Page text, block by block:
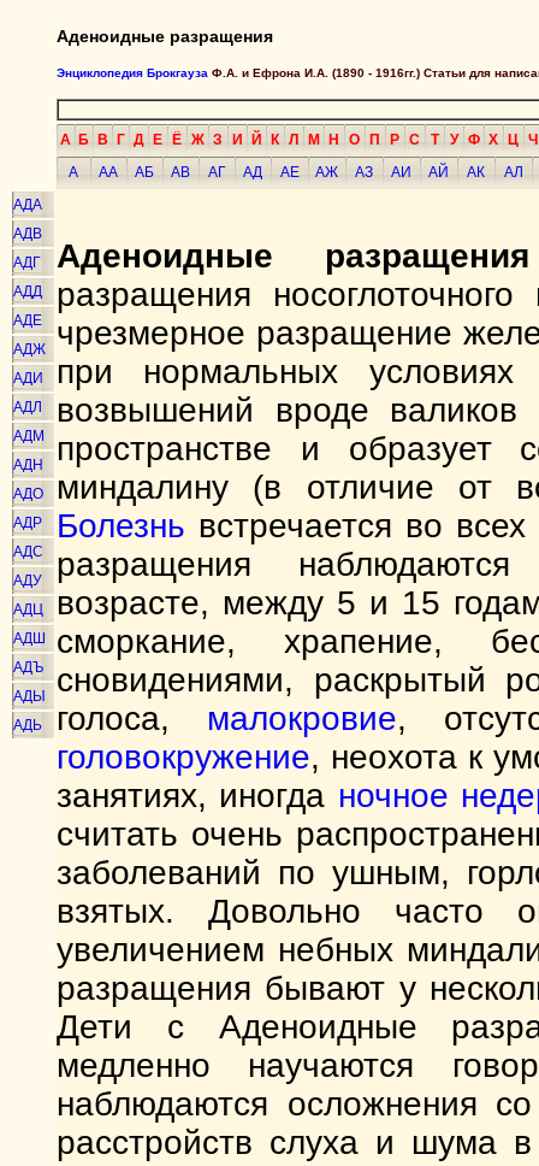
Аденоидные разращения
Энциклопедия Брокгауза Ф.А. и Ефрона И.А. (1890 - 1916гг.) Статьи для
А Б В Г Д Е Ё Ж З И Й К Л М Н О П Р С Т У Ф Х Ц Ч
А
АА АБ АВ АГ АД АЕ АЖ АЗ АИ АЙ АК
АЛ
АДА
АДВ
АДГ
АДД
АДЕ
АДЖ
АДИ
АДЛ
АДМ
АДН
АДО
АДР
АДС
АДУ
АДЦ
АДШ
АДЪ
АДЫ
АДЬ
Аденоидные разращения
разращения
чрезмерное разращение
при нормальных
возвышений вроде валиков
пространстве и образует
миндалину (в отличие от
Болезнь встречается во
разращения
возрасте, между 5 и 15
сморкание, храпение,
сновидениями, раскрытый
голоса, малокровие,
головокружение, неохота к
занятиях, иногда ночное
считать очень
заболеваний по ушным,
взятых. Довольно часто
увеличением небных
разращения бывают у
Дети с Аденоидные
медленно научаются
наблюдаются осложнения
расстройств слуха и шума